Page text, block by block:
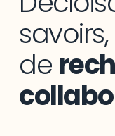
de